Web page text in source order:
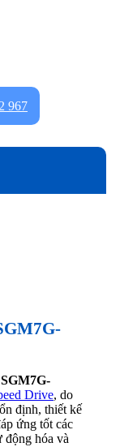
967
Drive, do
định, thiết kế
ứng tốt các
động hóa và